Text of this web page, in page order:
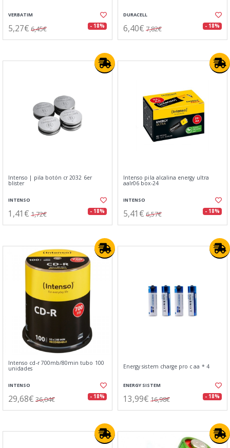
VERBATIM
5,27€ 6,45€ - 18%
DURACELL
6,40€ 7,82€ - 18%
Intenso | pila botón cr 2032 6er
blister
INTENSO
1,41€ 1,72€ - 18%
Intenso pila alcalina energy ultra
aalr06 box-24
INTENSO
5,41€ 6,57€ - 18%
Intenso cd-r 700mb/80min tubo 100
unidades
INTENSO
29,68€ 36,04€ - 18%
Energy sistem charge pro c aa * 4
ENERGY SISTEM
13,99€ 16,98€ - 18%